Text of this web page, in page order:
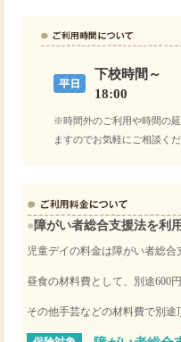
下校時間～
18:00
※時間外のご利用や時間の
ますのでお気軽にご相談く
● 障がい者総合支援法を利
児童デイの料金は障がい者総合
昼食の材料費として、別途600円
その他手芸などの材料費で別途